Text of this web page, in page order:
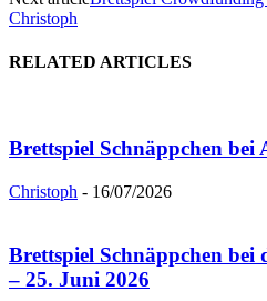
Christoph
RELATED ARTICLES
Brettspiel Schnäppchen bei
Christoph - 16/07/2026
Brettspiel Schnäppchen bei
– 25. Juni 2026